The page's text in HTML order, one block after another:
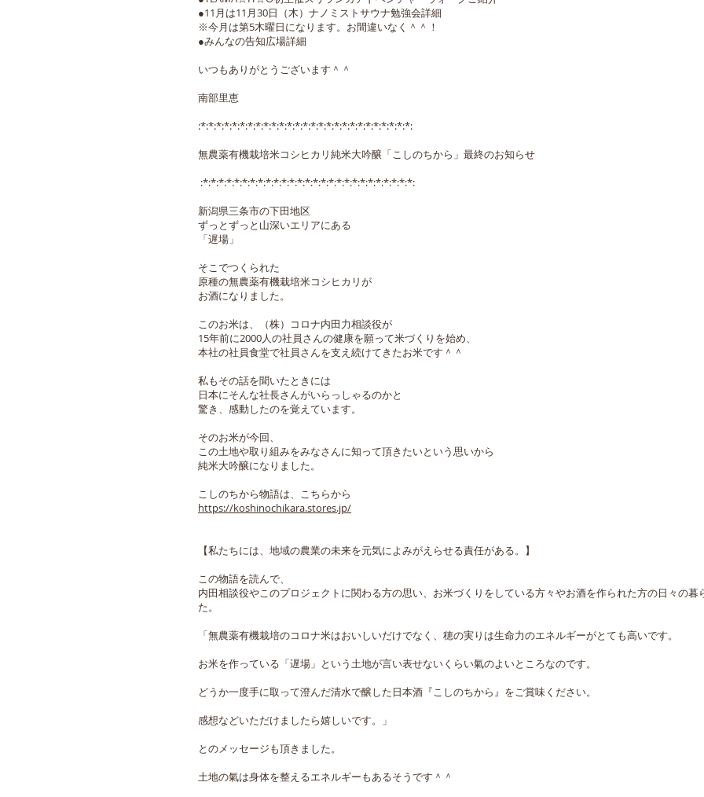
●11月は11月30日（木）ナノミストサウナ勉強会詳細
※今月は第5木曜日になります。お間違いなく＾＾！
●みんなの告知広場詳細
いつもありがとうございます＾＾
南部里恵
:*:*:*:*:*:*:*:*:*:*:*:*:*:*:*:*:*:*:*:*:*:*:*:*:*:*:*:
無農薬有機栽培米コシヒカリ純米大吟醸「こしのちから」最終のお知らせ
:*:*:*:*:*:*:*:*:*:*:*:*:*:*:*:*:*:*:*:*:*:*:*:*:*:*:*:
新潟県三条市の下田地区
ずっとずっと山深いエリアにある
「遅場」
そこでつくられた
原種の無農薬有機栽培米コシヒカリが
お酒になりました。
このお米は、（株）コロナ内田力相談役が
15年前に2000人の社員さんの健康を願って米づくりを始め、
本社の社員食堂で社員さんを支え続けてきたお米です＾＾
私もその話を聞いたときには
日本にそんな社長さんがいらっしゃるのかと
驚き、感動したのを覚えています。
そのお米が今回、
この土地や取り組みをみなさんに知って頂きたいという思いから
純米大吟醸になりました。
こしのちから物語は、こちらから
https://koshinochikara.stores.jp/
【私たちには、地域の農業の未来を元気によみがえらせる責任がある。】
この物語を読んで、
内田相談役やこのプロジェクトに関わる方の思い、お米づくりをしている方々やお酒を作られた方の日々の暮
た。
「無農薬有機栽培のコロナ米はおいしいだけでなく、穂の実りは生命力のエネルギーがとても高いです。
お米を作っている「遅場」という土地が言い表せないくらい氣のよいところなのです。
どうか一度手に取って澄んだ清水で醸した日本酒『こしのちから』をご賞味ください。
感想などいただけましたら嬉しいです。」
とのメッセージも頂きました。
土地の氣は身体を整えるエネルギーもあるそうです＾＾